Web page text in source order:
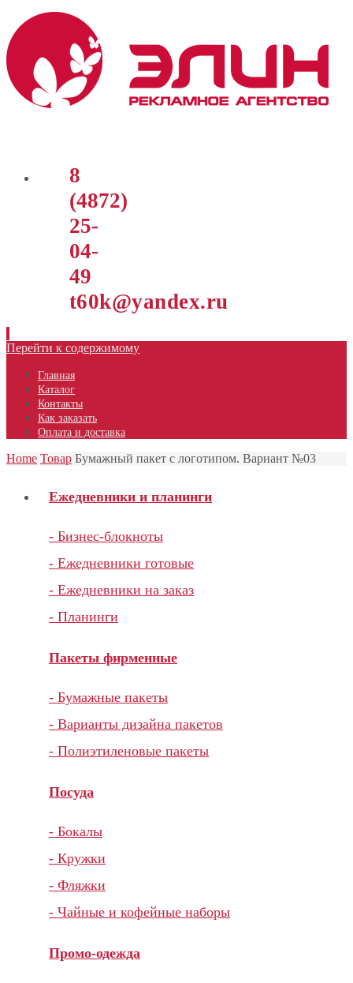
8
(4872)
25-
04-
49
t60k@yandex.ru
Перейти к содержимому
Главная
Каталог
Контакты
Как заказать
Оплата и доставка
Home Товар Бумажный пакет с логотипом. Вариант №03
Ежедневники и планинги
- Бизнес-блокноты
- Ежедневники готовые
- Ежедневники на заказ
- Планинги
Пакеты фирменные
- Бумажные пакеты
- Варианты дизайна пакетов
- Полиэтиленовые пакеты
Посуда
- Бокалы
- Кружки
- Фляжки
- Чайные и кофейные наборы
Промо-одежда